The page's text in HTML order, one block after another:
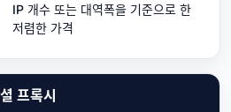
IP 개수 또는 대역폭을 기준으로 한
저렴한 가격
프록시